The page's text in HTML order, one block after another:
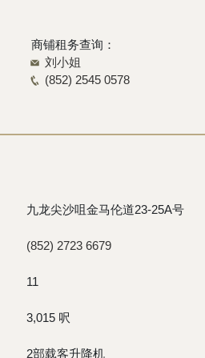
商铺租务查询：
刘小姐
(852) 2545 0578
九龙尖沙咀金马伦道23-25A号
(852) 2723 6679
11
3,015 呎
2部载客升降机